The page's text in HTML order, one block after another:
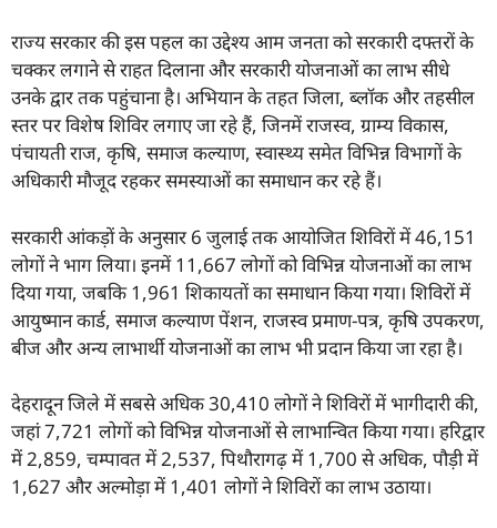
राज्य सरकार की इस पहल का उद्देश्य आम जनता को सरकारी दफ्तरों के
चक्कर लगाने से राहत दिलाना और सरकारी योजनाओं का लाभ सीधे
उनके द्वार तक पहुंचाना है। अभियान के तहत जिला, ब्लॉक और तहसील
स्तर पर विशेष शिविर लगाए जा रहे हैं, जिनमें राजस्व, ग्राम्य विकास,
पंचायती राज, कृषि, समाज कल्याण, स्वास्थ्य समेत विभिन्न विभागों के
अधिकारी मौजूद रहकर समस्याओं का समाधान कर रहे हैं।
सरकारी आंकड़ों के अनुसार 6 जुलाई तक आयोजित शिविरों में 46,151
लोगों ने भाग लिया। इनमें 11,667 लोगों को विभिन्न योजनाओं का लाभ
दिया गया, जबकि 1,961 शिकायतों का समाधान किया गया। शिविरों में
आयुष्मान कार्ड, समाज कल्याण पेंशन, राजस्व प्रमाण-पत्र, कृषि उपकरण,
बीज और अन्य लाभार्थी योजनाओं का लाभ भी प्रदान किया जा रहा है।
देहरादून जिले में सबसे अधिक 30,410 लोगों ने शिविरों में भागीदारी की,
जहां 7,721 लोगों को विभिन्न योजनाओं से लाभान्वित किया गया। हरिद्वार
में 2,859, चम्पावत में 2,537, पिथौरागढ़ में 1,700 से अधिक, पौड़ी में
1,627 और अल्मोड़ा में 1,401 लोगों ने शिविरों का लाभ उठाया।